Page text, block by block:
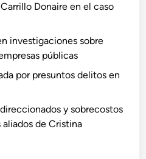
Donaire en el caso
investigaciones sobre
públicas
por presuntos delitos en
y sobrecostos
de Cristina